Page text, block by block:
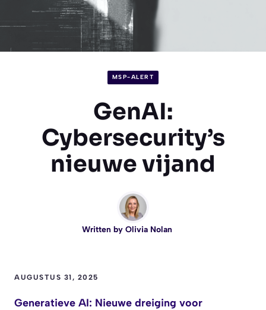
MSP-ALERT
GenAI:
Cybersecurity’s
nieuwe vijand
Written by Olivia Nolan
AUGUSTUS 31, 2025
Generatieve AI: Nieuwe dreiging voor